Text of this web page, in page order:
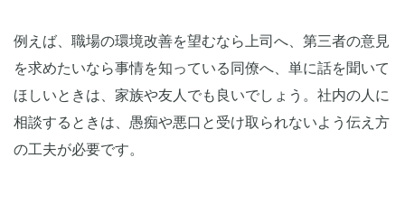
例えば、職場の環境改善を望むなら上司へ、第三者の意見
を求めたいなら事情を知っている同僚へ、単に話を聞いて
ほしいときは、家族や友人でも良いでしょう。社内の人に
相談するときは、愚痴や悪口と受け取られないよう伝え方
の工夫が必要です。